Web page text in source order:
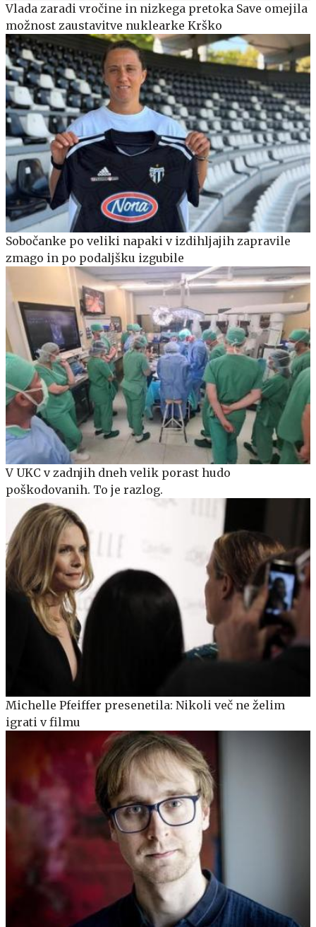
Vlada zaradi vročine in nizkega pretoka Save omejila
možnost zaustavitve nuklearke Krško
Sobočanke po veliki napaki v izdihljajih zapravile
zmago in po podaljšku izgubile
V UKC v zadnjih dneh velik porast hudo
poškodovanih. To je razlog.
Michelle Pfeiffer presenetila: Nikoli več ne želim
igrati v filmu